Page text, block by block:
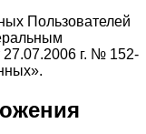
Пользователей
27.07.2006 г. № 152-